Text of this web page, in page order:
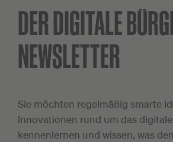
FacebookTwitter XING LinkedInTeilen
DER DIGITALE
NEWSLETTER
Sie möchten regelmäßig smarte
Innovationen rund um das
kennenlernen und wissen, was